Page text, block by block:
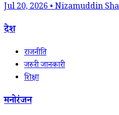
Jul 20, 2026 • Nizamuddin
देश
राजनीति
जरुरी जानकारी
शिक्षा
मनोरंजन